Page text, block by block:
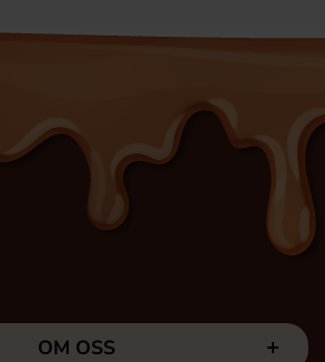
OM OSS